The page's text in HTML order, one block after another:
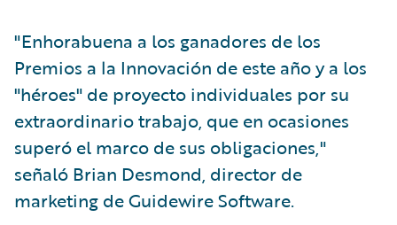
"Enhorabuena a los ganadores de los
Premios a la Innovación de este año y a los
"héroes" de proyecto individuales por su
extraordinario trabajo, que en ocasiones
superó el marco de sus obligaciones,"
señaló Brian Desmond, director de
marketing de Guidewire Software.